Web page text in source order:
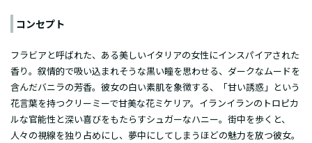
コンセプト
フラビアと呼ばれた、ある美しいイタリアの女性にインスパイアされた
香り。叙情的で吸い込まれそうな黒い瞳を思わせる、ダークなムードを
含んだバニラの芳香。彼女の白い素肌を象徴する、「甘い誘惑」という
花言葉を持つクリーミーで甘美な花ミケリア。イランイランのトロピカ
ルな官能性と深い喜びをもたらすシュガーなハニー。街中を歩くと、
人々の視線を独り占めにし、夢中にしてしまうほどの魅力を放つ彼女。